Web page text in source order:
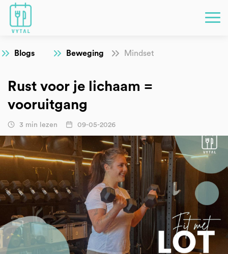
Blogs Beweging Mindset
Rust voor je lichaam =
vooruitgang
3 min lezen 09-05-2026